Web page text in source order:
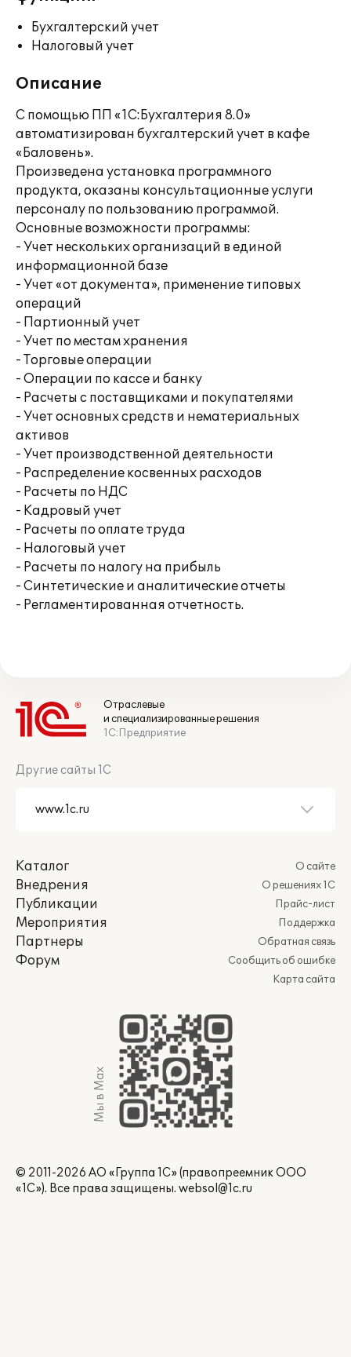
Бухгалтерский учет
Налоговый учет
Описание
С помощью ПП «1С:Бухгалтерия 8.0»
автоматизирован бухгалтерский учет в кафе
«Баловень».
Произведена установка программного
продукта, оказаны консультационные услуги
персоналу по пользованию программой.
Основные возможности программы:
- Учет нескольких организаций в единой
информационной базе
- Учет «от документа», применение типовых
операций
- Партионный учет
- Учет по местам хранения
- Торговые операции
- Операции по кассе и банку
- Расчеты с поставщиками и покупателями
- Учет основных средств и нематериальных
активов
- Учет производственной деятельности
- Распределение косвенных расходов
- Расчеты по НДС
- Кадровый учет
- Расчеты по оплате труда
- Налоговый учет
- Расчеты по налогу на прибыль
- Синтетические и аналитические отчеты
- Регламентированная отчетность.
Отраслевые
и специализированные решения
1С:Предприятие
Другие сайты 1С
Каталог
Внедрения
Публикации
Мероприятия
Партнеры
Форум
О сайте
О решениях 1С
Прайс-лист
Поддержка
Обратная связь
Сообщить об ошибке
Карта сайта
Мы в Max
© 2011-2026 АО «Группа 1С» (правопреемник ООО
«1С»). Все права защищены. websol@1c.ru